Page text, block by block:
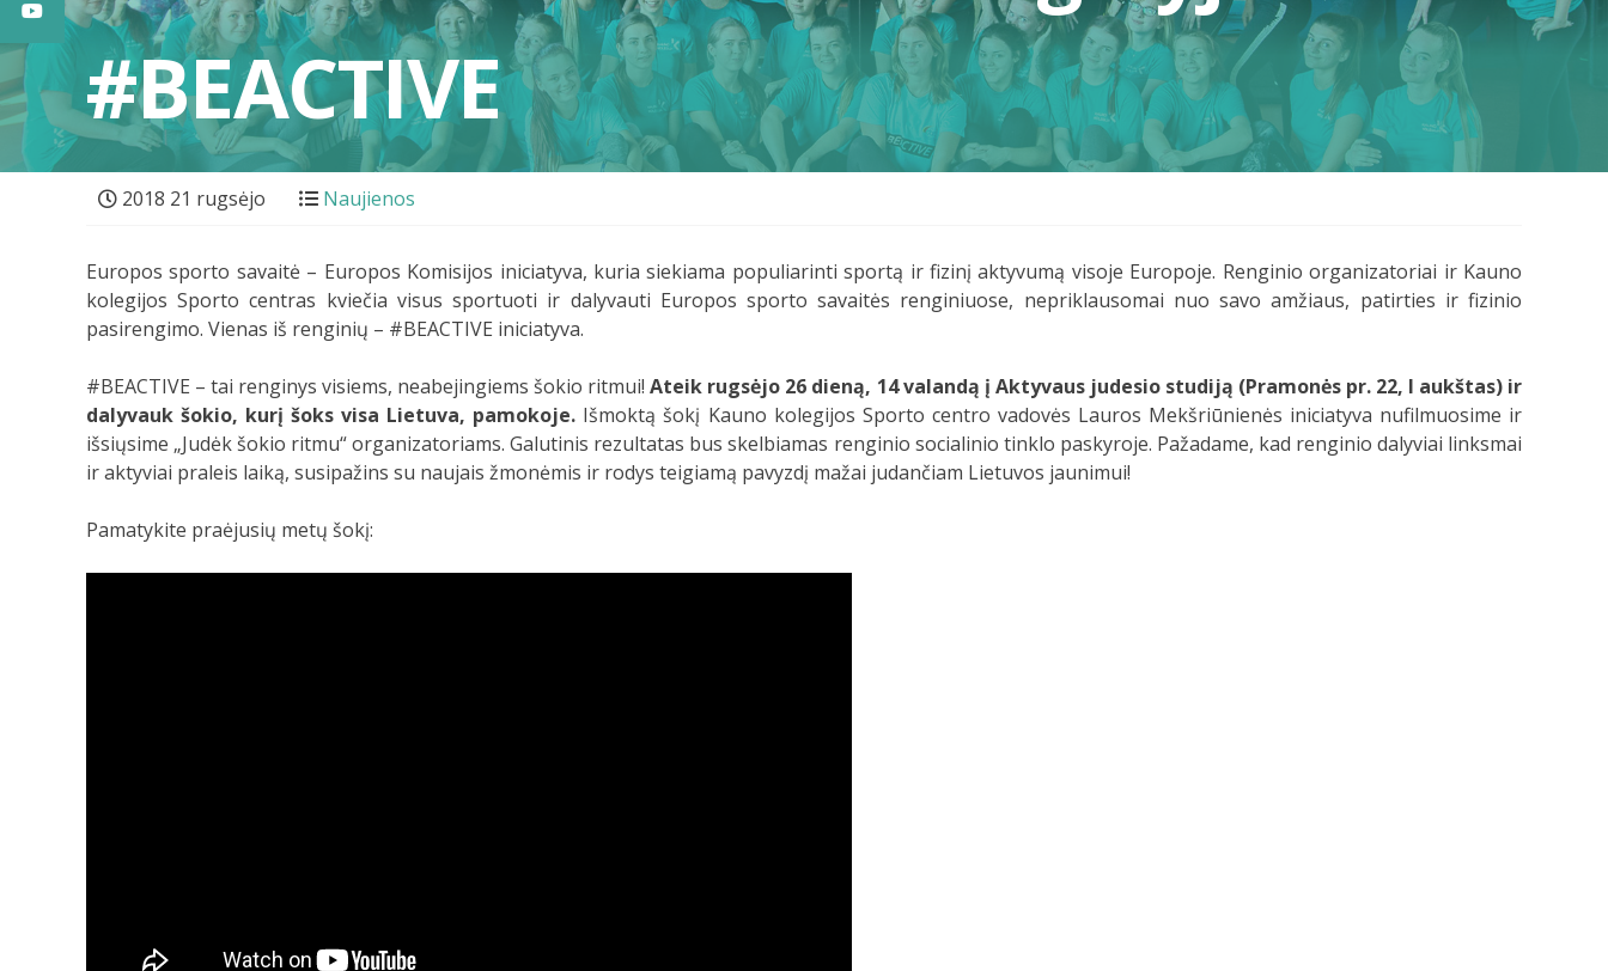
#BEACTIVE
2018 21 rugsėjo Naujienos
Europos sporto savaitė – Europos Komisijos iniciatyva, kuria siekiama populiarinti sportą ir fizinį aktyvumą visoje Europoje. Renginio organizatoriai ir Kauno
kolegijos Sporto centras kviečia visus sportuoti ir dalyvauti Europos sporto savaitės renginiuose, nepriklausomai nuo savo amžiaus, patirties ir fizinio
pasirengimo. Vienas iš renginių – #BEACTIVE iniciatyva.
#BEACTIVE – tai renginys visiems, neabejingiems šokio ritmui!Ateik rugsėjo 26 dieną, 14 valandą į Aktyvaus judesio studiją (Pramonės pr. 22, I aukštas) ir
dalyvauk šokio, kurį šoks visa Lietuva, pamokoje. Išmoktą šokį Kauno kolegijos Sporto centro vadovės Lauros Mekšriūnienės iniciatyva nufilmuosime ir
išsiųsime „Judėk šokio ritmu“ organizatoriams. Galutinis rezultatas bus skelbiamas renginio socialinio tinklo paskyroje. Pažadame, kad renginio dalyviai linksmai
ir aktyviai praleis laiką, susipažins su naujais žmonėmis ir rodys teigiamą pavyzdį mažai judančiam Lietuvos jaunimui!
Pamatykite praėjusių metų šokį: